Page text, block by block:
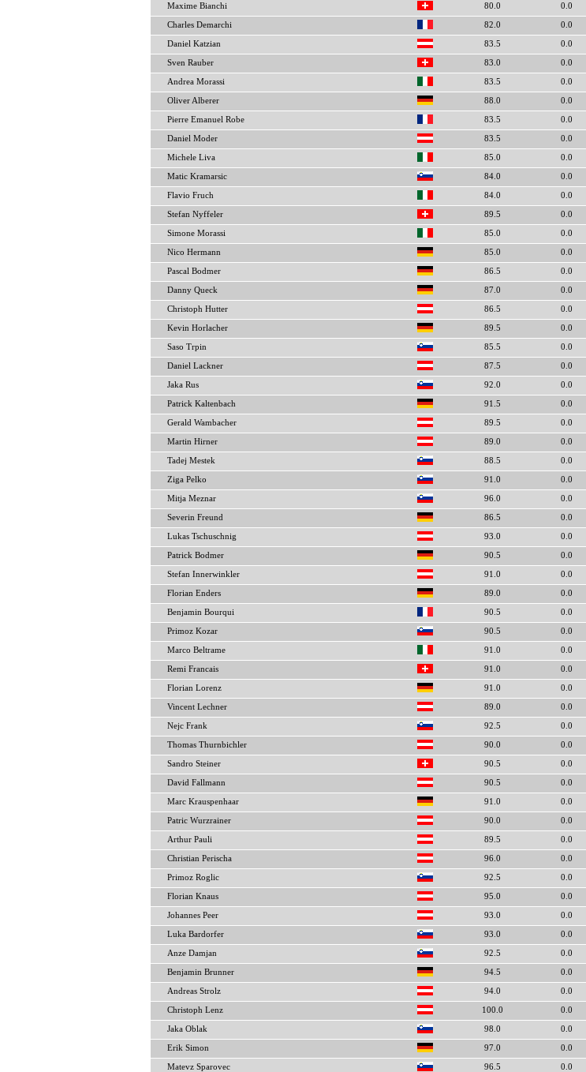
Maxime Bianchi 80.0 0.0
Charles Demarchi 82.0 0.0
Daniel Katzian 83.5 0.0
Sven Rauber 83.0 0.0
Andrea Morassi 83.5 0.0
Oliver Alberer 88.0 0.0
Pierre Emanuel Robe 83.5 0.0
Daniel Moder 83.5 0.0
Michele Liva 85.0 0.0
Matic Kramarsic 84.0 0.0
Flavio Fruch 84.0 0.0
Stefan Nyffeler 89.5 0.0
Simone Morassi 85.0 0.0
Nico Hermann 85.0 0.0
Pascal Bodmer 86.5 0.0
Danny Queck 87.0 0.0
Christoph Hutter 86.5 0.0
Kevin Horlacher 89.5 0.0
Saso Trpin 85.5 0.0
Daniel Lackner 87.5 0.0
Jaka Rus 92.0 0.0
Patrick Kaltenbach 91.5 0.0
Gerald Wambacher 89.5 0.0
Martin Hirner 89.0 0.0
Tadej Mestek 88.5 0.0
Ziga Pelko 91.0 0.0
Mitja Meznar 96.0 0.0
Severin Freund 86.5 0.0
Lukas Tschuschnig 93.0 0.0
Patrick Bodmer 90.5 0.0
Stefan Innerwinkler 91.0 0.0
Florian Enders 89.0 0.0
Benjamin Bourqui 90.5 0.0
Primoz Kozar 90.5 0.0
Marco Beltrame 91.0 0.0
Remi Francais 91.0 0.0
Florian Lorenz 91.0 0.0
Vincent Lechner 89.0 0.0
Nejc Frank 92.5 0.0
Thomas Thurnbichler 90.0 0.0
Sandro Steiner 90.5 0.0
David Fallmann 90.5 0.0
Marc Krauspenhaar 91.0 0.0
Patric Wurzrainer 90.0 0.0
Arthur Pauli 89.5 0.0
Christian Perischa 96.0 0.0
Primoz Roglic 92.5 0.0
Florian Knaus 95.0 0.0
Johannes Peer 93.0 0.0
Luka Bardorfer 93.0 0.0
Anze Damjan 92.5 0.0
Benjamin Brunner 94.5 0.0
Andreas Strolz 94.0 0.0
Christoph Lenz 100.0 0.0
Jaka Oblak 98.0 0.0
Erik Simon 97.0 0.0
Matevz Sparovec 96.5 0.0